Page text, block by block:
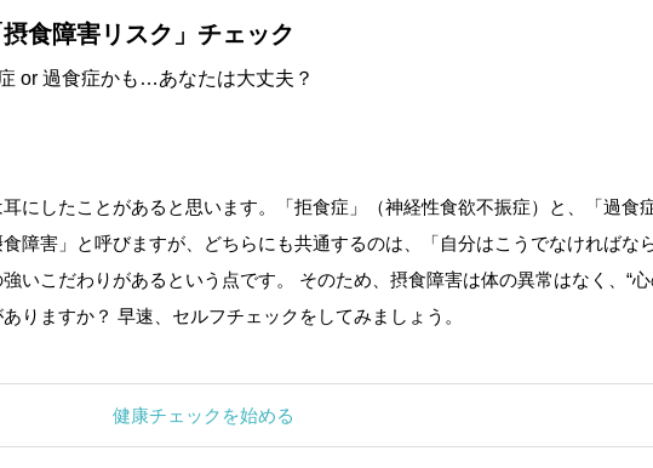
食障害リスク」チェック
or 過食症かも…あなたは大丈夫？
にしたことがあると思います。「拒食症」（神経性食欲不振症）と、「過食
障害」と呼びますが、どちらにも共通するのは、「自分はこうでなければな
いこだわりがあるという点です。 そのため、摂食障害は体の異常はなく、“
りますか？ 早速、セルフチェックをしてみましょう。
健康チェックを始める